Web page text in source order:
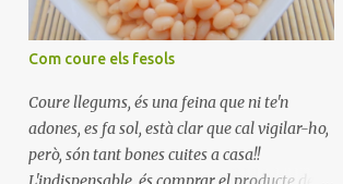
Com coure els fesols
Coure llegums, és una feina que ni te'n
adones, es fa sol, està clar que cal vigilar-ho,
però, són tant bones cuites a casa!!